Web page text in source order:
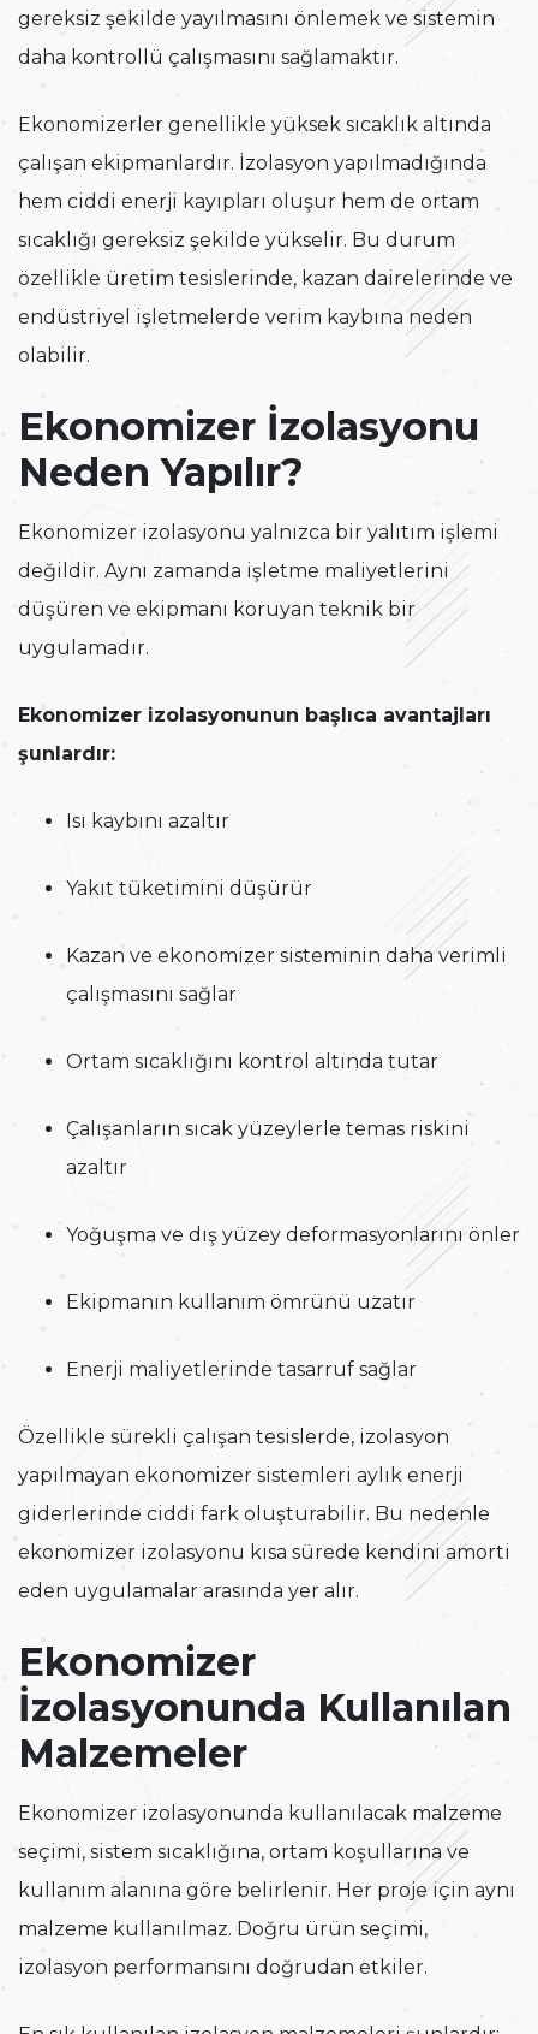
gereksiz şekilde yayılmasını önlemek ve sistemin
daha kontrollü çalışmasını sağlamaktır.
Ekonomizerler genellikle yüksek sıcaklık altında
çalışan ekipmanlardır. İzolasyon yapılmadığında
hem ciddi enerji kayıpları oluşur hem de ortam
sıcaklığı gereksiz şekilde yükselir. Bu durum
özellikle üretim tesislerinde, kazan dairelerinde ve
endüstriyel işletmelerde verim kaybına neden
olabilir.
Ekonomizer İzolasyonu
Neden Yapılır?
Ekonomizer izolasyonu yalnızca bir yalıtım işlemi
değildir. Aynı zamanda işletme maliyetlerini
düşüren ve ekipmanı koruyan teknik bir
uygulamadır.
Ekonomizer izolasyonunun başlıca avantajları
şunlardır:
Isı kaybını azaltır
Yakıt tüketimini düşürür
Kazan ve ekonomizer sisteminin daha verimli
çalışmasını sağlar
Ortam sıcaklığını kontrol altında tutar
Çalışanların sıcak yüzeylerle temas riskini
azaltır
Yoğuşma ve dış yüzey deformasyonlarını önler
Ekipmanın kullanım ömrünü uzatır
Enerji maliyetlerinde tasarruf sağlar
Özellikle sürekli çalışan tesislerde, izolasyon
yapılmayan ekonomizer sistemleri aylık enerji
giderlerinde ciddi fark oluşturabilir. Bu nedenle
ekonomizer izolasyonu kısa sürede kendini amorti
eden uygulamalar arasında yer alır.
Ekonomizer
İzolasyonunda Kullanılan
Malzemeler
Ekonomizer izolasyonunda kullanılacak malzeme
seçimi, sistem sıcaklığına, ortam koşullarına ve
kullanım alanına göre belirlenir. Her proje için aynı
malzeme kullanılmaz. Doğru ürün seçimi,
izolasyon performansını doğrudan etkiler.